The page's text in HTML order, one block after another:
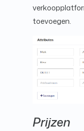
toevoegen.
Prijzen